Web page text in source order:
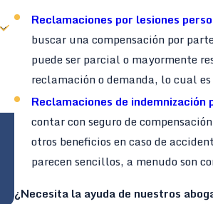
Reclamaciones por lesiones
buscar una compensación por
puede ser parcial o mayormente
reclamación o demanda, lo cual
Reclamaciones de
contar con seguro de
otros beneficios en caso de
parecen sencillos, a menudo son
¿Necesita la ayuda de nuestros